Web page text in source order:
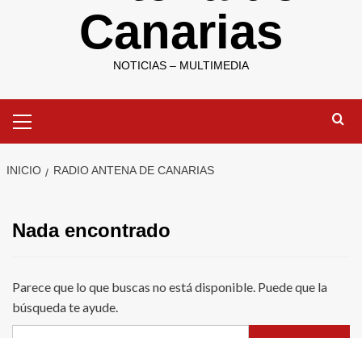
Canarias
NOTICIAS – MULTIMEDIA
primario
INICIO RADIO ANTENA DE CANARIAS
Nada encontrado
Parece que lo que buscas no está disponible. Puede que la
búsqueda te ayude.